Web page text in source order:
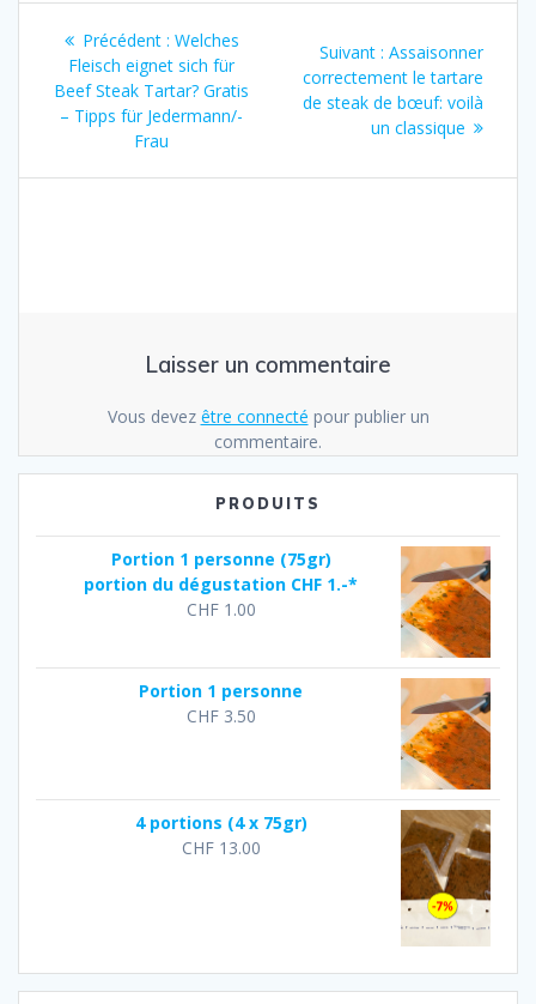
Navigation
de
l’article
Précédent : Article
précédent
:
Welches
Fleisch eignet sich für
Beef Steak Tartar? Gratis
– Tipps für Jedermann/-
Frau
Suivant : Article
suivant
:
Assaisonner
correctement le tartare
de steak de bœuf: voilà
un classique
Laisser un commentaire
Vous devez être connecté pour publier un
commentaire.
PRODUITS
Portion 1 personne (75gr)
portion du dégustation CHF 1.-*
CHF1.00
Portion 1 personne
CHF3.50
4 portions (4 x 75gr)
CHF13.00